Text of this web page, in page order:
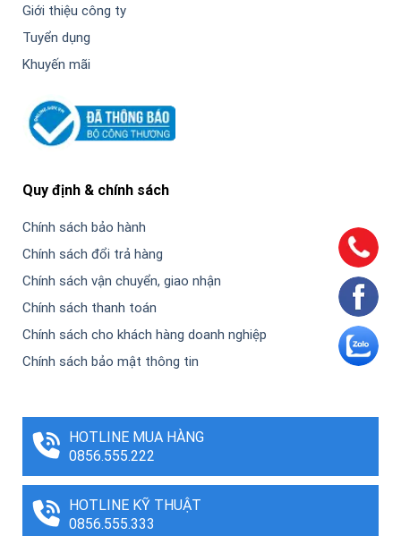
Giới thiệu công ty
Tuyển dụng
Khuyến mãi
Quy định & chính sách
Chính sách bảo hành
Chính sách đổi trả hàng
Chính sách vận chuyển, giao nhận
Chính sách thanh toán
Chính sách cho khách hàng doanh nghiệp
Chính sách bảo mật thông tin
HOTLINE MUA HÀNG
0856.555.222
HOTLINE KỸ THUẬT
0856.555.333